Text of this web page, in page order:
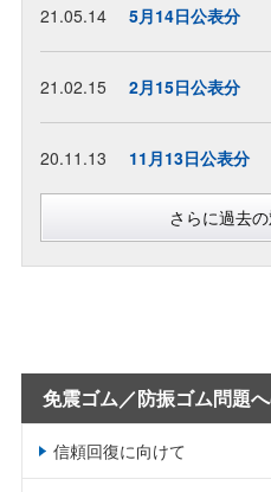
21.05.14 5月14日公表分
21.02.15 2月15日公表分
20.11.13 11月13日公表分
さらに過去
免震ゴム／防振ゴム問題
信頼回復に向けて